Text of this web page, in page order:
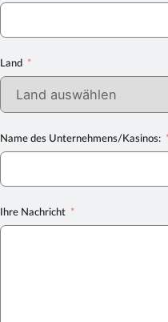
Land
Name des Unternehmens/Kasinos:
Ihre Nachricht